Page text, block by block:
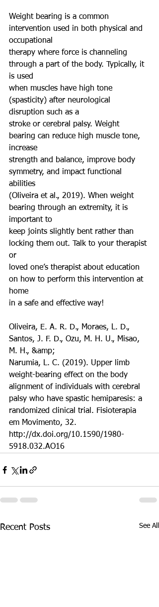
Weight bearing is a common
intervention used in both physical and
occupational
therapy where force is channeling
through a part of the body. Typically, it
is used
when muscles have high tone
(spasticity) after neurological
disruption such as a
stroke or cerebral palsy. Weight
bearing can reduce high muscle tone,
increase
strength and balance, improve body
symmetry, and impact functional
abilities
(Oliveira et al., 2019). When weight
bearing through an extremity, it is
important to
keep joints slightly bent rather than
locking them out. Talk to your therapist
or
loved one’s therapist about education
on how to perform this intervention at
home
in a safe and effective way!
Oliveira, E. A. R. D., Moraes, L. D.,
Santos, J. F. D., Ozu, M. H. U., Misao,
M. H., &amp;
Narumia, L. C. (2019). Upper limb
weight-bearing effect on the body
alignment of individuals with cerebral
palsy who have spastic hemiparesis: a
randomized clinical trial. Fisioterapia
em Movimento, 32.
http://dx.doi.org/10.1590/1980-
5918.032.AO16
Recent Posts See All